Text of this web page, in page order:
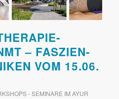
– FASZIEN-
VOM 15.06.
- SEMINARE IM AYUR